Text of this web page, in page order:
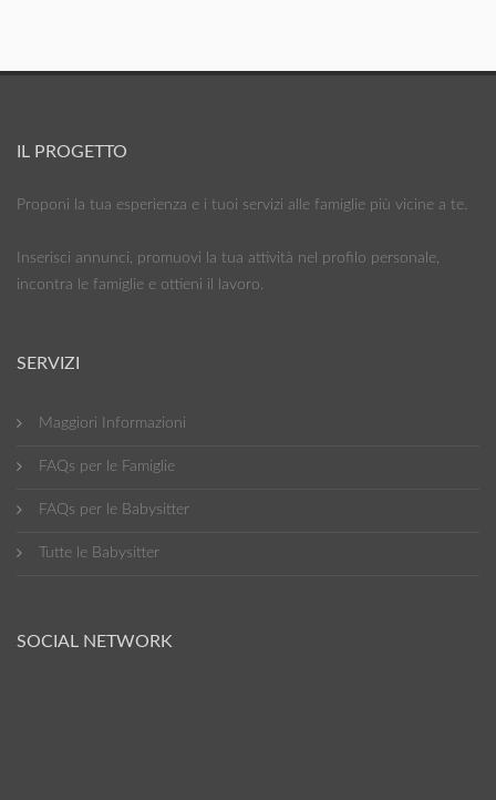
IL PROGETTO
Proponi la tua esperienza e i tuoi servizi alle famiglie più vicine a te.
Inserisci annunci, promuovi la tua attività nel profilo personale,
incontra le famiglie e ottieni il lavoro.
SERVIZI
Maggiori Informazioni
FAQs per le Famiglie
FAQs per le Babysitter
Tutte le Babysitter
SOCIAL NETWORK